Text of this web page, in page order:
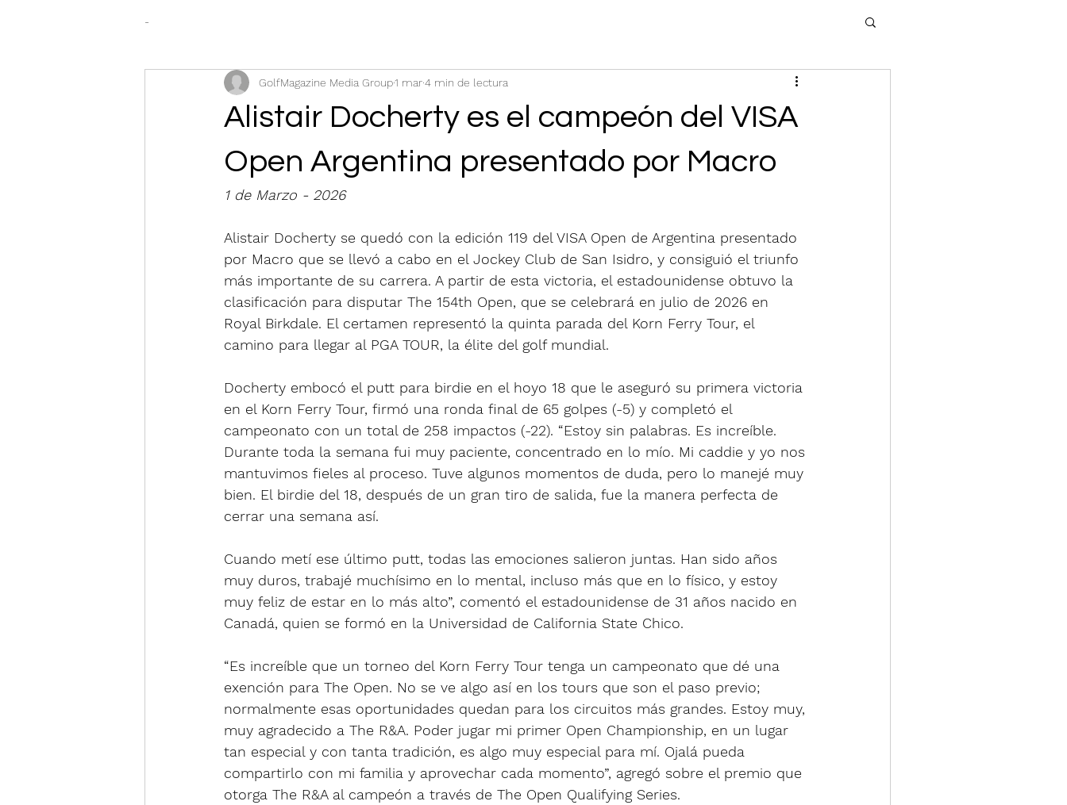
-
Alistair Docherty es el campeón del VISA
Open Argentina presentado por Macro
GolfMagazine Media Group1 mar4 min de lectura
1 de Marzo - 2026
Alistair Docherty se quedó con la edición 119 del VISA Open de Argentina presentado
por Macro que se llevó a cabo en el Jockey Club de San Isidro, y consiguió el triunfo
más importante de su carrera. A partir de esta victoria, el estadounidense obtuvo la
clasificación para disputar The 154th Open, que se celebrará en julio de 2026 en
Royal Birkdale. El certamen representó la quinta parada del Korn Ferry Tour, el
camino para llegar al PGA TOUR, la élite del golf mundial.
Docherty embocó el putt para birdie en el hoyo 18 que le aseguró su primera victoria
en el Korn Ferry Tour, firmó una ronda final de 65 golpes (-5) y completó el
campeonato con un total de 258 impactos (-22). “Estoy sin palabras. Es increíble.
Durante toda la semana fui muy paciente, concentrado en lo mío. Mi caddie y yo nos
mantuvimos fieles al proceso. Tuve algunos momentos de duda, pero lo manejé muy
bien. El birdie del 18, después de un gran tiro de salida, fue la manera perfecta de
cerrar una semana así.
Cuando metí ese último putt, todas las emociones salieron juntas. Han sido años
muy duros, trabajé muchísimo en lo mental, incluso más que en lo físico, y estoy
muy feliz de estar en lo más alto”, comentó el estadounidense de 31 años nacido en
Canadá, quien se formó en la Universidad de California State Chico.
“Es increíble que un torneo del Korn Ferry Tour tenga un campeonato que dé una
exención para The Open. No se ve algo así en los tours que son el paso previo;
normalmente esas oportunidades quedan para los circuitos más grandes. Estoy muy,
muy agradecido a The R&A. Poder jugar mi primer Open Championship, en un lugar
tan especial y con tanta tradición, es algo muy especial para mí. Ojalá pueda
compartirlo con mi familia y aprovechar cada momento”, agregó sobre el premio que
otorga The R&A al campeón a través de The Open Qualifying Series.